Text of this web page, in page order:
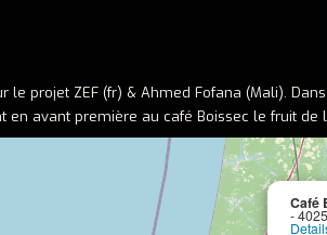
le projet ZEF (fr) & Ahmed Fofana (Mali).
en avant première au café Boissec le fruit
Café
-